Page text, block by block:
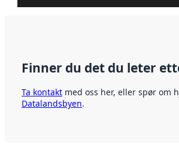
Finner du det du leter
Ta kontakt med oss her, eller spør om
Datalandsbyen.